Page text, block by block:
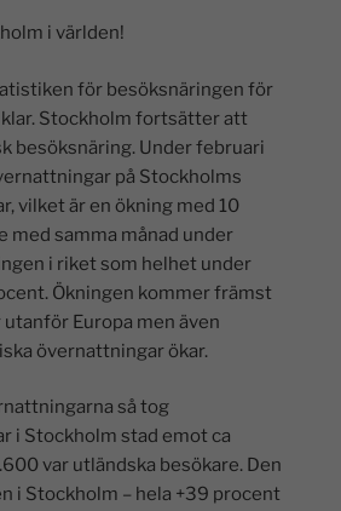
p
y
Li
n
k
ai
l
i världen!
för besöksnäringen för
Stockholm fortsätter att
besöksnäring. Under februari
på Stockholms
vilket är en ökning med 10
med samma månad under
i riket som helhet under
Ökningen kommer främst
Europa men även
övernattningar ökar.
så tog
i Stockholm stad emot ca
var utländska besökare. Den
i Stockholm – hela +39 procent